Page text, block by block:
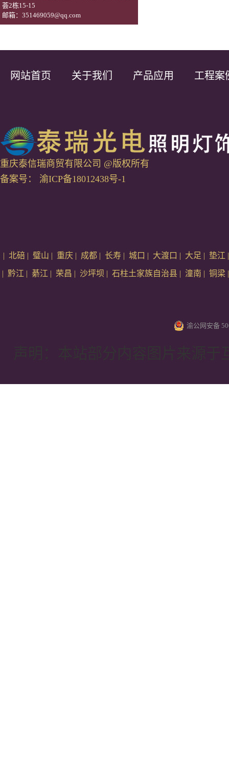
荟2栋15-15
邮箱：351469059@qq.com
网站首页 关于我们 产品应用 工程案
重庆泰信瑞商贸有限公司 @版权所有
备案号：
渝ICP备18012438号-1
| 北碚| 璧山 | 重庆| 成都| 长寿| 城口 | 大渡口 | 大足 | 垫江
| 黔江 | 綦江 | 荣昌 | 沙坪坝 | 石柱土家族自治县 | 潼南 | 铜梁
渝公网安备